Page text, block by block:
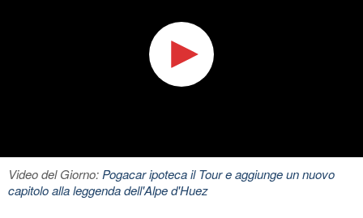
Video del Giorno: Pogacar ipoteca il Tour e aggiunge un nuovo
capitolo alla leggenda dell'Alpe d'Huez